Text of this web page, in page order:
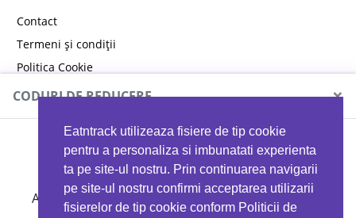
Eatntrack utilizeaza fisiere de tip cookie
pentru a personaliza si imbunatati experienta
ta pe site-ul nostru. Prin continuarea navigarii
pe site-ul nostru confirmi acceptarea utilizarii
fisierelor de tip cookie conform Politicii de
Contact
Termeni și condiții
Politica Cookie
Politica de confidențialitate
CODURI DE REDUCERE ×
MYPROTEIN
Ai 40%reducere la orice comandă folosind codul